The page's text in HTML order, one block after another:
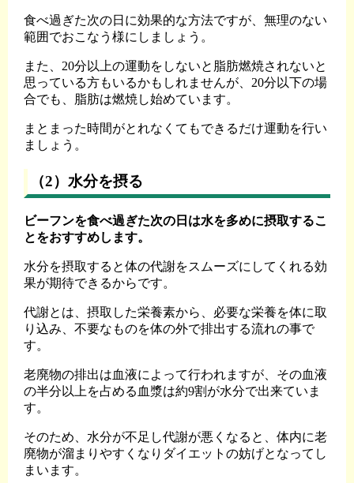
食べ過ぎた次の日に効果的な方法ですが、無理のない
範囲でおこなう様にしましょう。
また、20分以上の運動をしないと脂肪燃焼されないと
思っている方もいるかもしれませんが、20分以下の場
合でも、脂肪は燃焼し始めています。
まとまった時間がとれなくてもできるだけ運動を行い
ましょう。
（2）水分を摂る
ビーフンを食べ過ぎた次の日は水を多めに摂取するこ
とをおすすめします。
水分を摂取すると体の代謝をスムーズにしてくれる効
果が期待できるからです。
代謝とは、摂取した栄養素から、必要な栄養を体に取
り込み、不要なものを体の外で排出する流れの事で
す。
老廃物の排出は血液によって行われますが、その血液
の半分以上を占める血漿は約9割が水分で出来ていま
す。
そのため、水分が不足し代謝が悪くなると、体内に老
廃物が溜まりやすくなりダイエットの妨げとなってし
まいます。